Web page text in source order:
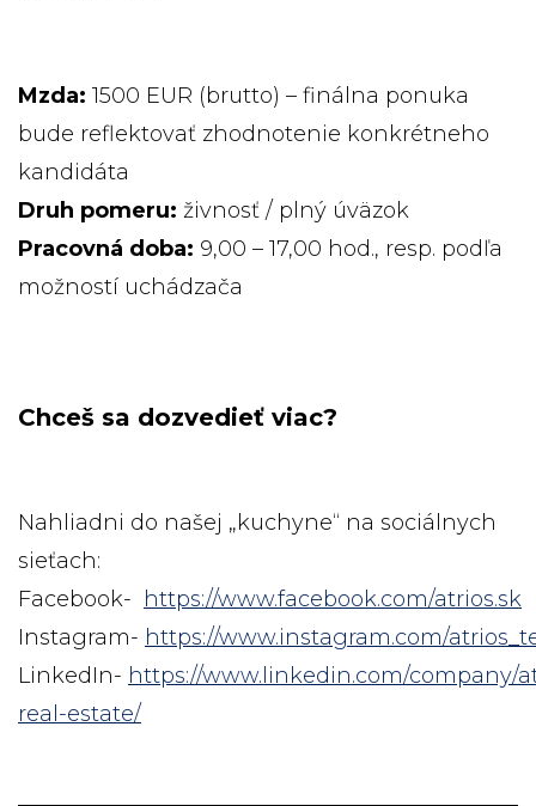
Mzda: 1500 EUR (brutto) – finálna ponuka
bude reflektovať zhodnotenie konkrétneho
kandidáta
Druh pomeru: živnosť / plný úväzok
Pracovná doba: 9,00 – 17,00 hod., resp. podľa
možností uchádzača
Chceš sa dozvedieť viac?
Nahliadni do našej „kuchyne“ na sociálnych
sieťach:
Facebook-
https://www.facebook.com/atrios.sk
Instagram- https://www.instagram.com/
LinkedIn- https://www.linkedin.com/company/
real-estate/